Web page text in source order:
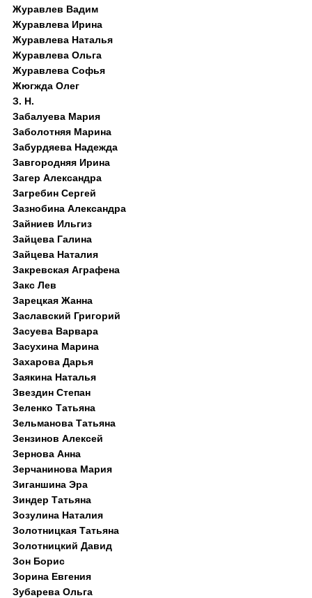
Журавлев Вадим
Журавлева Ирина
Журавлева Наталья
Журавлева Ольга
Журавлева Софья
Жюгжда Олег
З. Н.
Забалуева Мария
Заболотняя Марина
Забурдяева Надежда
Завгородняя Ирина
Загер Александра
Загребин Сергей
Зазнобина Александра
Зайниев Ильгиз
Зайцева Галина
Зайцева Наталия
Закревская Аграфена
Закс Лев
Зарецкая Жанна
Заславский Григорий
Засуева Варвара
Засухина Марина
Захарова Дарья
Заякина Наталья
Звездин Степан
Зеленко Татьяна
Зельманова Татьяна
Зензинов Алексей
Зернова Анна
Зерчанинова Мария
Зиганшина Эра
Зиндер Татьяна
Зозулина Наталия
Золотницкая Татьяна
Золотницкий Давид
Зон Борис
Зорина Евгения
Зубарева Ольга